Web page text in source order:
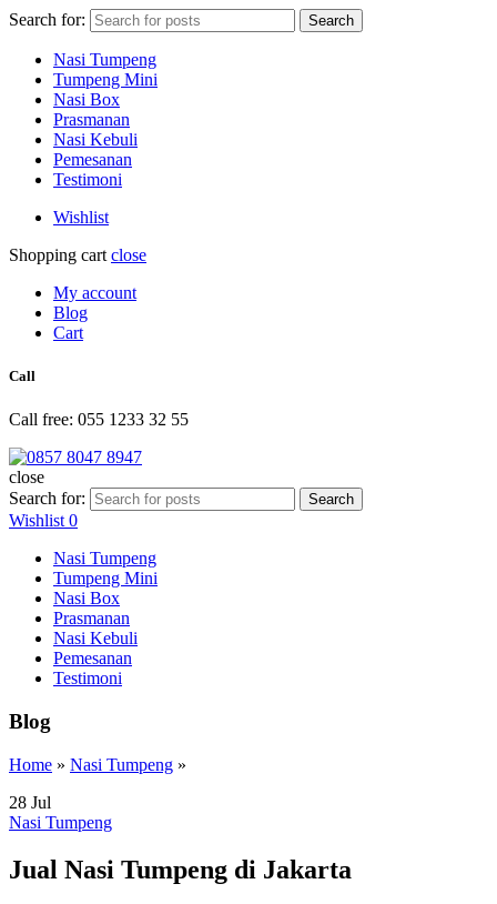
Search for: Search
Nasi Tumpeng
Tumpeng Mini
Nasi Box
Prasmanan
Nasi Kebuli
Pemesanan
Testimoni
Wishlist
Shopping cart close
My account
Blog
Cart
Call
Call free: 055 1233 32 55
close
Search for:
Search
Wishlist 0
Nasi Tumpeng
Tumpeng Mini
Nasi Box
Prasmanan
Nasi Kebuli
Pemesanan
Testimoni
Blog
Home » Nasi Tumpeng »
28 Jul
Nasi Tumpeng
Jual Nasi Tumpeng di Jakarta